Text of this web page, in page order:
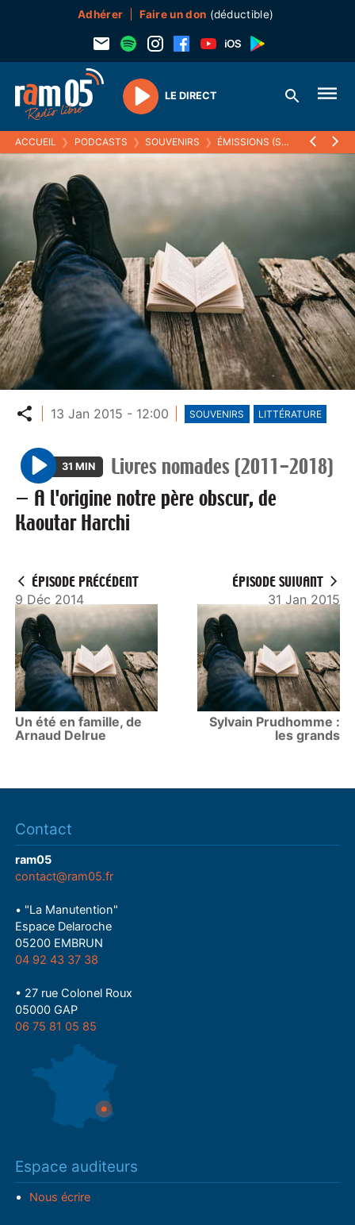
Adhérer Faire un don (déductible)
Play
LE DIRECT
ACCUEIL ❯ PODCASTS ❯ SOUVENIRS ❯ ÉMISSIONS (SOUVENIRS) ❯
Partager
13 Jan 2015 - 12:00 SOUVENIRS LITTÉRATURE
P
l
a
31 MIN
Livres nomades (2011-2018)
— A l'origine notre père obscur, de
Kaoutar Harchi
ÉPISODE PRÉCÉDENT
9 Déc 2014
Un été en famille, de
Arnaud Delrue
ÉPISODE SUIVANT
31 Jan 2015
Sylvain Prudhomme :
les grands
Contact
ram05
contact@ram05.fr
• "La Manutention"
Espace Delaroche
05200 EMBRUN
04 92 43 37 38
• 27 rue Colonel Roux
05000 GAP
06 75 81 05 85
Espace auditeurs
Nous écrire